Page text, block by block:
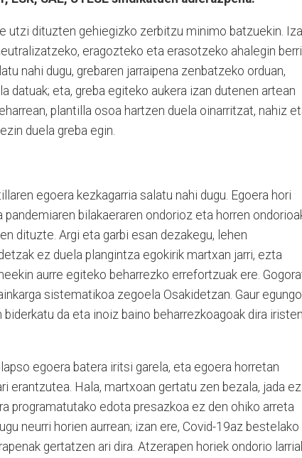
utzi dituzten gehiegizko zerbitzu minimo batzuekin.
eragozteko eta erasotzeko ahalegin berri
nahi dugu, grebaren jarraipena zenbatzeko orduan,
datuak; eta, greba egiteko aukera izan dutenen artean
plantilla osoa hartzen duela oinarritzat, nahiz
duela greba egin.
egoera kezkagarria salatu nahi dugu. Egoera hori
bilakaeraren ondorioz eta horren
dituzte. Argi eta garbi esan dezakegu, lehen
ez duela plangintza egokirik martxan jarri, ezta
aurre egiteko beharrezko errefortzuak ere.
sistematikoa zegoela Osakidetzan. Gaur egungo
da eta inoiz baino beharrezkoagoak dira iristen
egoera batera iritsi garela, eta egoera horretan
erantzutea. Hala, martxoan gertatu zen bezala, jada
programatutako edota presazkoa ez den ohiko arreta
neurri horien aurrean; izan ere, Covid-19az bestelako
gertatzen ari dira. Atzerapen horiek ondorio